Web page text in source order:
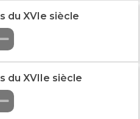
du XVIe siècle
du XVIIe siècle